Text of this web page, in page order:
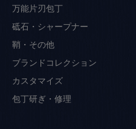
万能片刃包丁
砥石・シャープナー
鞘・その他
ブランドコレクション
カスタマイズ
包丁研ぎ・修理